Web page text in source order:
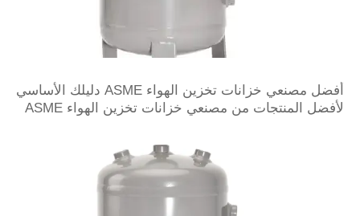
أفضل مصنعي خزانات تخزين الهواء ASME دليلك الأساسي
لأفضل المنتجات من مصنعي خزانات تخزين الهواء ASME